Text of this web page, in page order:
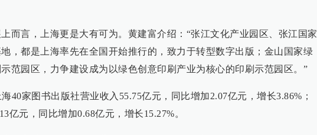
而言，上海更是大有可为。黄建富介绍：“张江文化产业园区、张江国家
，都是上海率先在全国开始推行的，致力于转型数字出版；金山国家绿
范园区，力争建设成为以绿色创意印刷产业为核心的印刷示范园区。”
40家图书出版社营业收入55.75亿元，同比增加2.07亿元，增长3.86%；
亿元，同比增加0.68亿元，增长15.27%。